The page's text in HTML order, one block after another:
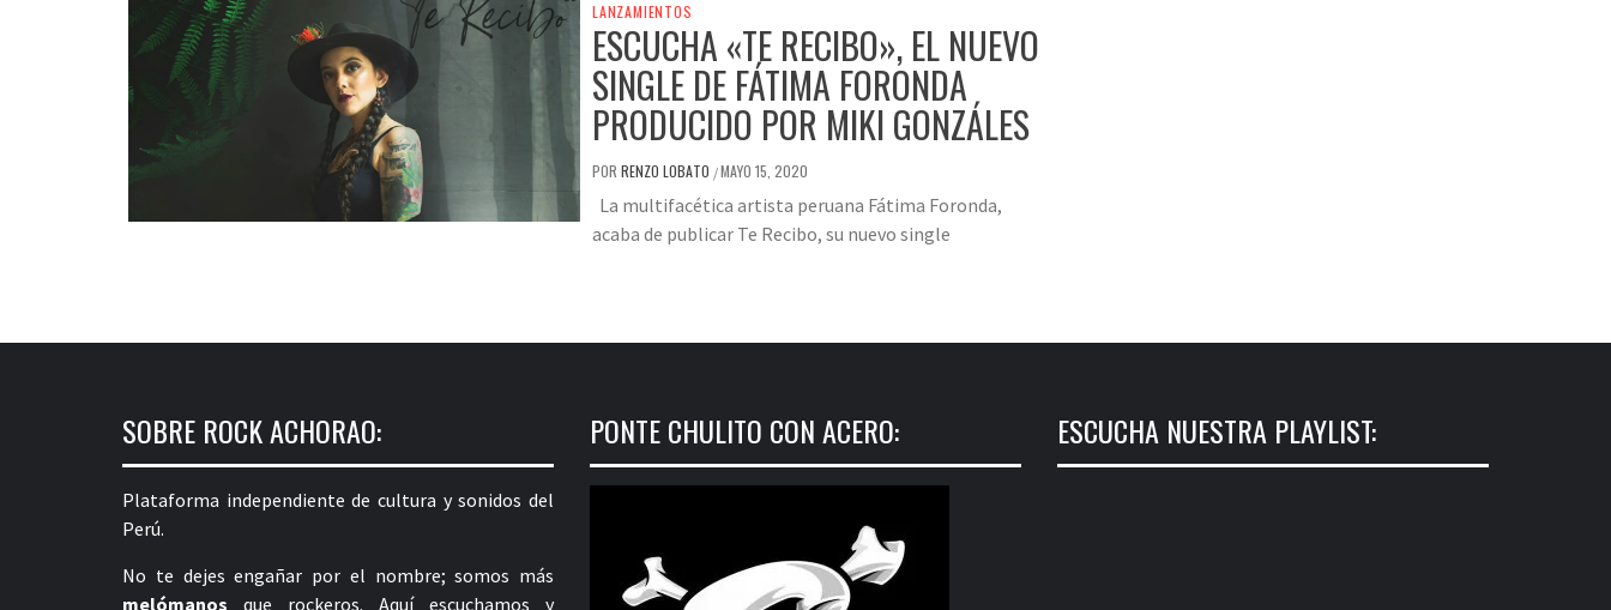
LANZAMIENTOS
ESCUCHA «TE RECIBO», EL NUEVO
SINGLE DE FÁTIMA FORONDA
PRODUCIDO POR MIKI GONZÁLES
POR RENZO LOBATO /MAYO 15, 2020
La multifacética artista peruana Fátima Foronda,
acaba de publicar Te Recibo, su nuevo single
SOBRE ROCK ACHORAO:
Plataforma independiente de cultura y sonidos del
Perú.
No te dejes engañar por el nombre; somos más
melómanos que rockeros. Aquí escuchamos y
PONTE CHULITO CON ACERO: ESCUCHA NUESTRA PLAYLIST: